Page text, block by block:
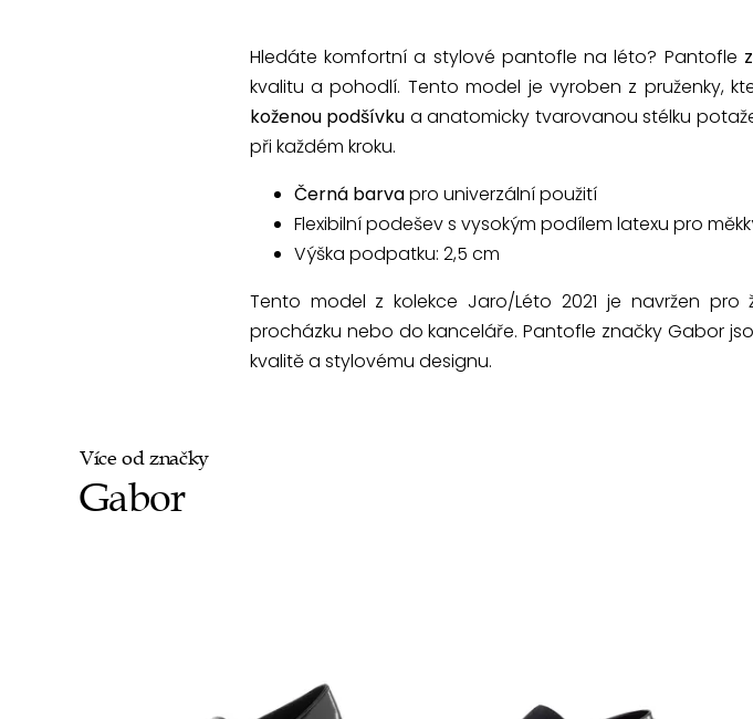
Hledáte komfortní a stylové pantofle na léto? Pantofle
kvalitu a pohodlí. Tento model je vyroben z pruženky,
koženou podšívku a anatomicky tvarovanou stélku
při každém kroku.
Černá barvapro univerzální použití
Flexibilní podešev s vysokým podílem latexu pro
Výška podpatku: 2,5 cm
Tento model z kolekce Jaro/Léto 2021 je navržen
procházku nebo do kanceláře. Pantofle značky Gabor
kvalitě a stylovému designu.
Více od značky
Gabor